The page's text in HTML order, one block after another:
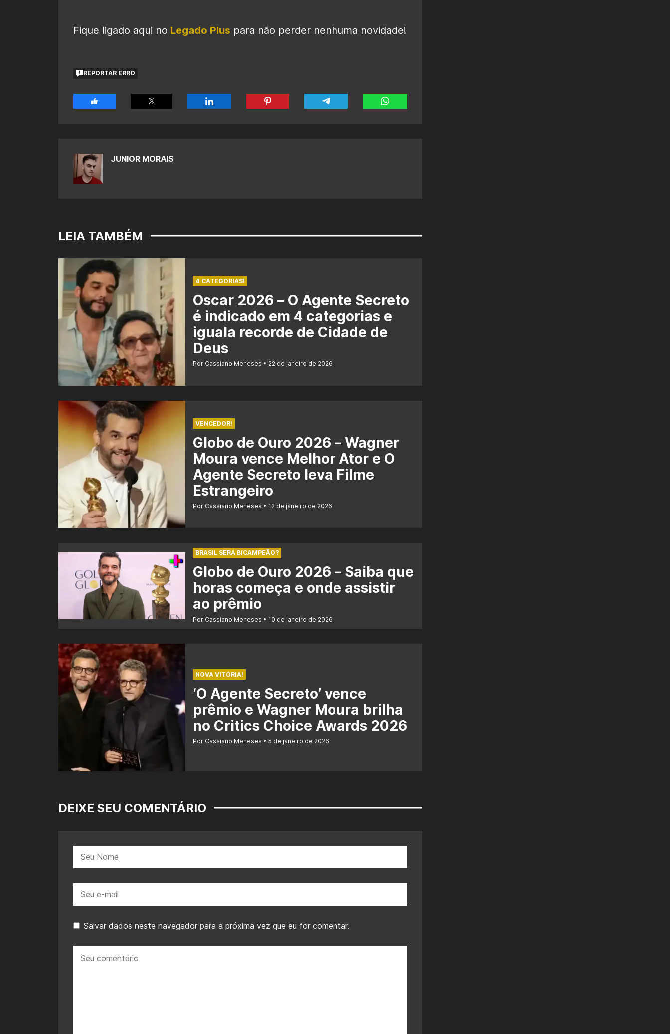
Fique ligado aqui no Legado Plus para não perder nenhuma novidade!
REPORTAR ERRO
JUNIOR MORAIS
LEIA TAMBÉM
4 CATEGORIAS!
Oscar 2026 – O Agente Secreto
é indicado em 4 categorias e
iguala recorde de Cidade de
Deus
Por Cassiano Meneses 22 de janeiro de 2026
VENCEDOR!
Globo de Ouro 2026 – Wagner
Moura vence Melhor Ator e O
Agente Secreto leva Filme
Estrangeiro
Por Cassiano Meneses 12 de janeiro de 2026
BRASIL SERÁ BICAMPEÃO?
Globo de Ouro 2026 – Saiba que
horas começa e onde assistir
ao prêmio
Por Cassiano Meneses 10 de janeiro de 2026
NOVA VITÓRIA!
‘O Agente Secreto’ vence
prêmio e Wagner Moura brilha
no Critics Choice Awards 2026
Por Cassiano Meneses 5 de janeiro de 2026
DEIXE SEU COMENTÁRIO
Nome:
E-
mail:
Salvar dados neste navegador para a próxima vez que eu for comentar.
comentário: